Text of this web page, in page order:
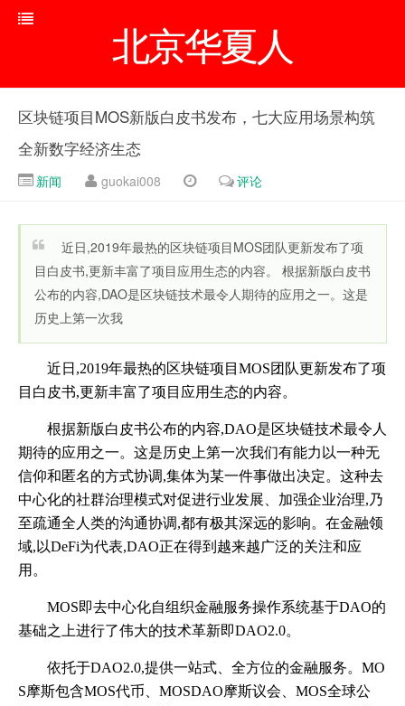
北京华夏人
区块链项目MOS新版白皮书发布，七大应用场景构筑
全新数字经济生态
新闻 guokai008 评论
近日,2019年最热的区块链项目MOS团队更新发布了项
目白皮书,更新丰富了项目应用生态的内容。 根据新版白皮书
公布的内容,DAO是区块链技术最令人期待的应用之一。这是
历史上第一次我
近日,2019年最热的区块链项目MOS团队更新发布了项
目白皮书,更新丰富了项目应用生态的内容。
根据新版白皮书公布的内容,DAO是区块链技术最令人
期待的应用之一。这是历史上第一次我们有能力以一种无
信仰和匿名的方式协调,集体为某一件事做出决定。这种去
中心化的社群治理模式对促进行业发展、加强企业治理,乃
至疏通全人类的沟通协调,都有极其深远的影响。在金融领
域,以DeFi为代表,DAO正在得到越来越广泛的关注和应
用。
MOS即去中心化自组织金融服务操作系统基于DAO的
基础之上进行了伟大的技术革新即DAO2.0。
依托于DAO2.0,提供一站式、全方位的金融服务。MO
S摩斯包含MOS代币、MOSDAO摩斯议会、MOS全球公